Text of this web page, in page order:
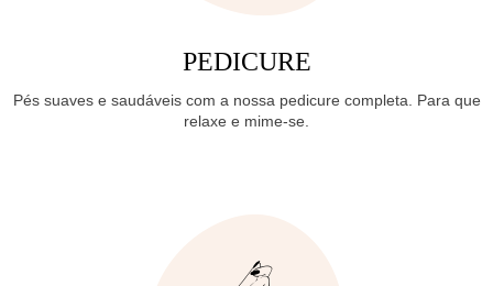
PEDICURE
Pés suaves e saudáveis com a nossa pedicure completa. Para que
relaxe e mime-se.